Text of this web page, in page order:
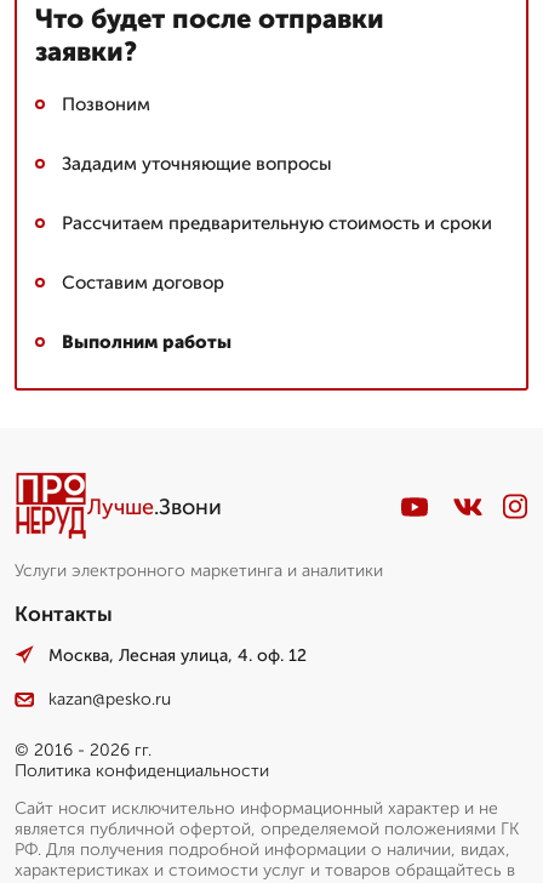
Что будет после отправки
заявки?
Позвоним
Зададим уточняющие вопросы
Рассчитаем предварительную стоимость и сроки
Составим договор
Выполним работы
Лучше.Звони
Услуги электронного маркетинга и аналитики
Контакты
Москва, Лесная улица, 4. оф. 12
kazan@pesko.ru
© 2016 - 2026 гг.
Политика конфиденциальности
Сайт носит исключительно информационный характер и не
является публичной офертой, определяемой положениями ГК
РФ. Для получения подробной информации о наличии, видах,
характеристиках и стоимости услуг и товаров обращайтесь в